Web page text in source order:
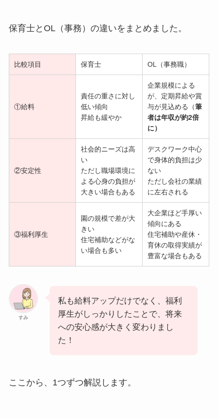
保育士とOL（事務）の違いをまとめました。
比較項目 保育士 OL（事務職）
①給料
責任の重さに対し
低い傾向
昇給も緩やか
企業規模による
が、定期昇給や賞
与が見込める（筆
者は年収が約2倍
に）
②安定性
社会的ニーズは高
い
ただし職場環境に
よる心身の負担が
大きい場合もある
デスクワーク中心
で身体的負担は少
ない
ただし会社の業績
に左右される
③福利厚生
園の規模で差が大
きい
住宅補助などがな
い場合も多い
大企業ほど手厚い
傾向にある
住宅補助や産休・
育休の取得実績が
豊富な場合もある
すみ
私も給料アップだけでなく、福利
厚生がしっかりしたことで、将来
への安心感が大きく変わりまし
た！
ここから、1つずつ解説します。